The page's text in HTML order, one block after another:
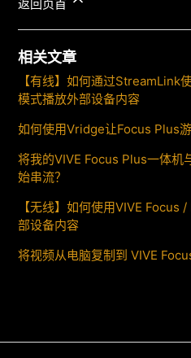
返回页首
相关文章
【有线】如何通过StreamLink
模式播放外部设备内容
如何使用Vridge让Focus Plus
将我的VIVE Focus Plus一体机
始串流？
【无线】如何使用VIVE
部设备内容
将视频从电脑复制到 VIVE